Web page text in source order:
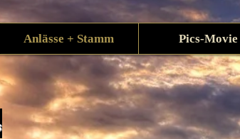
Anlässe + Stamm Pics-Movie